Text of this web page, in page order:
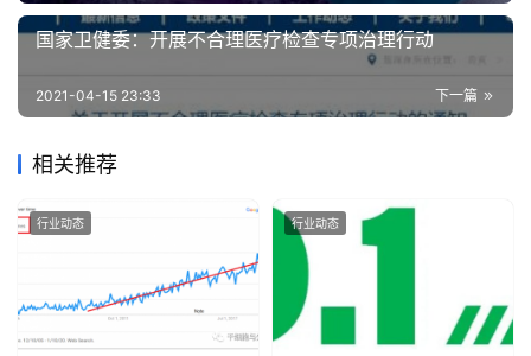
国家卫健委：开展不合理医疗检查专项治理行动
下一篇
2021-04-15 23:33
相关推荐
行业动态 行业动态